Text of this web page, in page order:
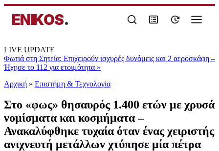
ENIKOS.
LIVE UPDATE
Φωτιά στη Σητεία: Επιχειρούν ισχυρές δυνάμεις και 2 αεροσκάφη –
Ήχησε το 112 για ετοιμότητα »
Αρχική » Επιστήμη & Τεχνολογία
Στο «φως» θησαυρός 1.400 ετών με χρυσά
νομίσματα και κοσμήματα –
Ανακαλύφθηκε τυχαία όταν ένας χειριστής
ανιχνευτή μετάλλων χτύπησε μία πέτρα